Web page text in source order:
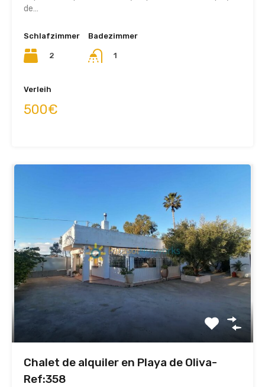
de…
Schlafzimmer
2
Badezimmer
1
Verleih
500€
Chalet de alquiler en Playa de Oliva-
Ref:358